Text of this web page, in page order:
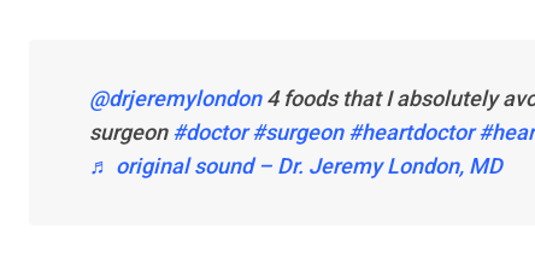
@drjeremylondon4 foods that I absolutely
surgeon #doctor #surgeon #heartdoctor
♬ original sound – Dr. Jeremy London, MD